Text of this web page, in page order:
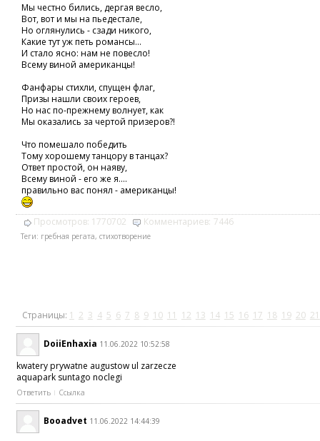
Мы честно бились, дергая весло,
Вот, вот и мы на пьедестале,
Но оглянулись - сзади никого,
Какие тут уж петь романсы...
И стало ясно: нам не повесло!
Всему виной американцы!
Фанфары стихли, спущен флаг,
Призы нашли своих героев,
Но нас по-прежнему волнует, как
Мы оказались за чертой призеров?!
Что помешало победить
Тому хорошему танцору в танцах?
Ответ простой, он наяву,
Всему виной - его же я....
правильно вас понял - американцы!
Просмотров: 1770702 Комментариев: 7446
Теги: гребная регата, стихотворение
Страницы: 1 2 3 4 5 6 7 8 9 10 11 12 13 14 15 16 17 18 19 20 21
DoiiEnhaxia 11.06.2022 10:52:58
kwatery prywatne augustow ul zarzecze
aquapark suntago noclegi
Ответить Ссылка
Booadvet 11.06.2022 14:44:39